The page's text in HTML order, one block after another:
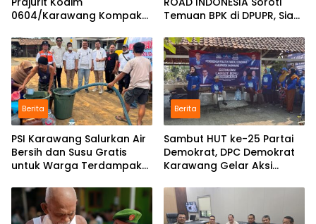
0604/Karawang Kompak
Temuan BPK di DPUPR, Siap
ke Kejati
Berita
PSI Karawang Salurkan Air
Bersih dan Susu Gratis
untuk Warga Terdampak
Selatan
Berita
Sambut HUT ke-25 Partai
Demokrat, DPC Demokrat
Karawang Gelar Aksi
Ciampel